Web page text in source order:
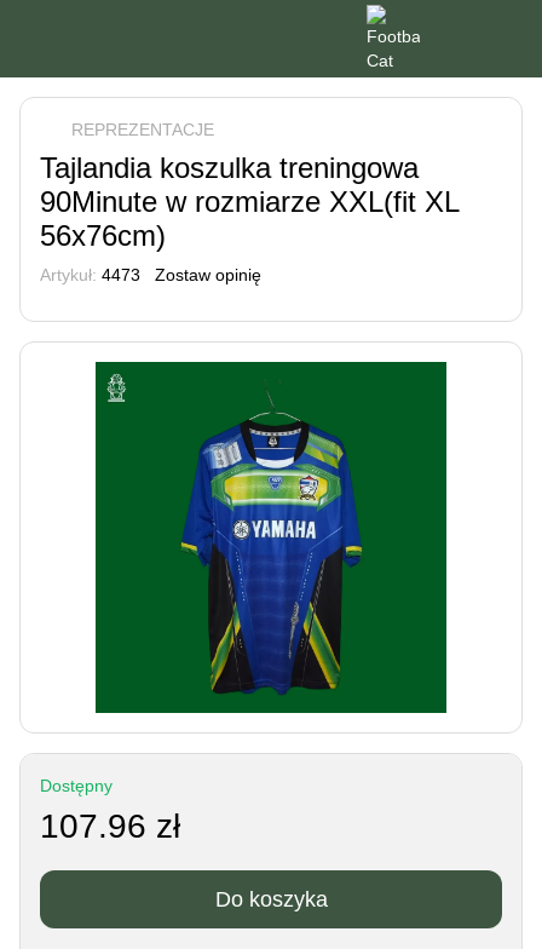
REPREZENTACJE
Tajlandia koszulka treningowa
90Minute w rozmiarze XXL(fit XL
56x76cm)
Artykuł: 4473 Zostaw opinię
Dostępny
107.96 zł
Do koszyka